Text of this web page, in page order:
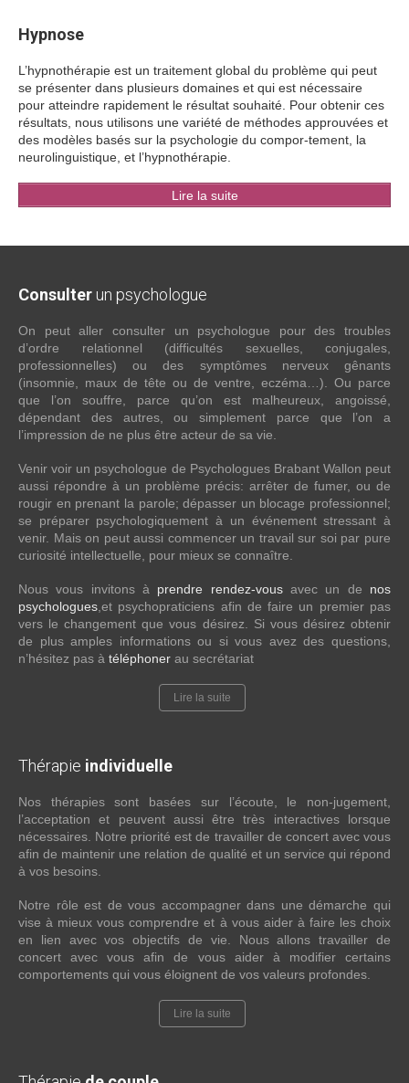
Hypnose
L’hypnothérapie est un traitement global du problème qui peut
se présenter dans plusieurs domaines et qui est nécessaire
pour atteindre rapidement le résultat souhaité. Pour obtenir ces
résultats, nous utilisons une variété de méthodes approuvées et
des modèles basés sur la psychologie du compor-tement, la
neurolinguistique, et l’hypnothérapie.
Lire la suite
Consulter un psychologue
On peut aller consulter un psychologue pour des troubles
d’ordre relationnel (difficultés sexuelles, conjugales,
professionnelles) ou des symptômes nerveux gênants
(insomnie, maux de tête ou de ventre, eczéma…). Ou parce
que l’on souffre, parce qu’on est malheureux, angoissé,
dépendant des autres, ou simplement parce que l’on a
l’impression de ne plus être acteur de sa vie.
Venir voir un psychologue de Psychologues Brabant Wallon peut
aussi répondre à un problème précis: arrêter de fumer, ou de
rougir en prenant la parole; dépasser un blocage professionnel;
se préparer psychologiquement à un événement stressant à
venir. Mais on peut aussi commencer un travail sur soi par pure
curiosité intellectuelle, pour mieux se connaître.
Nous vous invitons à prendre rendez-vousavec un de nos
psychologues,et psychopraticiens afin de faire un premier pas
vers le changement que vous désirez. Si vous désirez obtenir
de plus amples informations ou si vous avez des questions,
n’hésitez pas à téléphoner au secrétariat
Lire la suite
Thérapie individuelle
Nos thérapies sont basées sur l’écoute, le non-jugement,
l’acceptation et peuvent aussi être très interactives lorsque
nécessaires. Notre priorité est de travailler de concert avec vous
afin de maintenir une relation de qualité et un service qui répond
à vos besoins.
Notre rôle est de vous accompagner dans une démarche qui
vise à mieux vous comprendre et à vous aider à faire les choix
en lien avec vos objectifs de vie. Nous allons travailler de
concert avec vous afin de vous aider à modifier certains
comportements qui vous éloignent de vos valeurs profondes.
Lire la suite